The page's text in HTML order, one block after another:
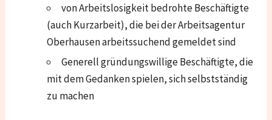
von Arbeitslosigkeit bedrohte Beschäftigte
(auch Kurzarbeit), die bei der Arbeitsagentur
Oberhausen arbeitssuchend gemeldet sind
Generell gründungswillige Beschäftigte, die
mit dem Gedanken spielen, sich selbstständig
zu machen